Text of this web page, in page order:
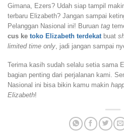
Gimana, Ezers? Udah siap tampil
terbaru Elizabeth? Jangan sampai
Pelanggan Nasional ini! Buruan tag
cus ke toko Elizabeth terdekatbuat
limited time only, jadi jangan sampai
Terima kasih sudah selalu setia sama
bagian penting dari perjalanan kami.
Nasional ini bisa bikin kamu makin
Elizabeth!